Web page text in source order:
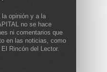
la opinión y a la
no se hace
ni comentarios que
en las noticias, como
Rincón del Lector.